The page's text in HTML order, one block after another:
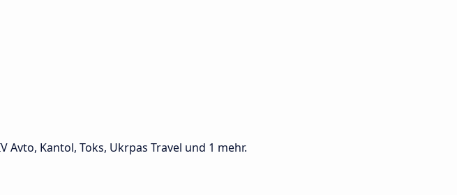
Avto, Kantol, Toks, Ukrpas Travel und 1 mehr.